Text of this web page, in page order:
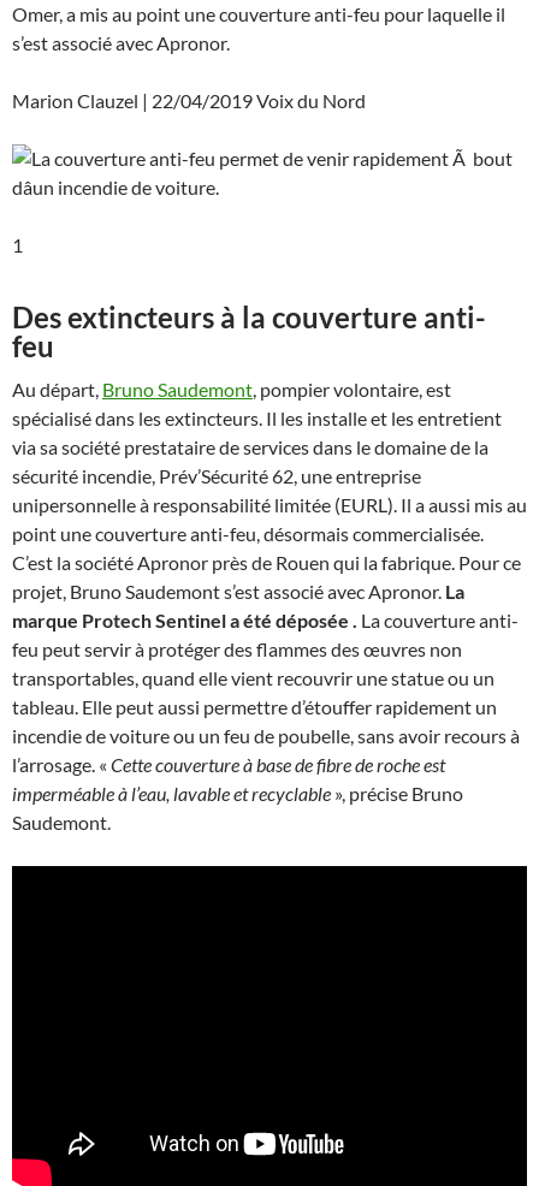
Omer, a mis au point une couverture anti-feu pour laquelle il
s’est associé avec Apronor.
Marion Clauzel | 22/04/2019 Voix du Nord
1
Des extincteurs à la couverture anti-
feu
Au départ, Bruno Saudemont , pompier volontaire, est
spécialisé dans les extincteurs. Il les installe et les entretient
via sa société prestataire de services dans le domaine de la
sécurité incendie, Prév’Sécurité 62, une entreprise
unipersonnelle à responsabilité limitée (EURL). Il a aussi mis au
point une couverture anti-feu, désormais commercialisée.
C’est la société Apronor près de Rouen qui la fabrique. Pour ce
projet, Bruno Saudemont s’est associé avec Apronor. La
marque Protech Sentinel a été déposée
La couverture anti-
feu peut servir à protéger des flammes des œuvres non
transportables, quand elle vient recouvrir une statue ou un
tableau. Elle peut aussi permettre d’étouffer rapidement un
incendie de voiture ou un feu de poubelle, sans avoir recours à
l’arrosage. « Cette couverture à base de fibre de roche est
imperméable à l’eau, lavable et recyclable », précise Bruno
Saudemont.